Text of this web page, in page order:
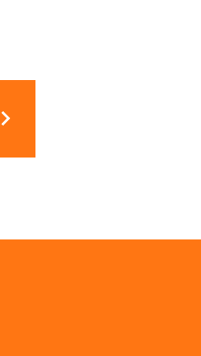
keyboard_arrow_right